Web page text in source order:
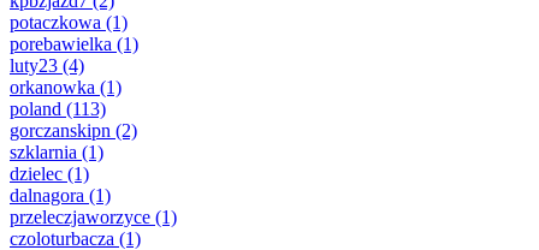
potaczkowa (1)
porebawielka (1)
luty23 (4)
orkanowka (1)
poland (113)
gorczanskipn (2)
szklarnia (1)
dzielec (1)
dalnagora (1)
przeleczjaworzyce (1)
czoloturbacza (1)